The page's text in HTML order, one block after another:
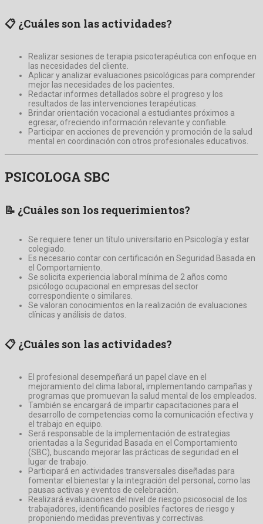
📋 ¿Cuáles son las actividades?
Realizar sesiones de terapia psicoterapéutica con enfoque en
las necesidades del cliente.
Aplicar y analizar evaluaciones psicológicas para comprender
mejor las necesidades de los pacientes.
Redactar informes detallados sobre el progreso y los
resultados de las intervenciones terapéuticas.
Brindar orientación vocacional a estudiantes próximos a
egresar, ofreciendo información relevante y confiable.
Participar en acciones de prevención y promoción de la salud
mental en coordinación con otros profesionales educativos.
PSICOLOGA SBC
📝 ¿Cuáles son los requerimientos?
Se requiere tener un título universitario en Psicología y estar
colegiado.
Es necesario contar con certificación en Seguridad Basada en
el Comportamiento.
Se solicita experiencia laboral mínima de 2 años como
psicólogo ocupacional en empresas del sector
correspondiente o similares.
Se valoran conocimientos en la realización de evaluaciones
clínicas y análisis de datos.
📋 ¿Cuáles son las actividades?
El profesional desempeñará un papel clave en el
mejoramiento del clima laboral, implementando campañas y
programas que promuevan la salud mental de los empleados.
También se encargará de impartir capacitaciones para el
desarrollo de competencias como la comunicación efectiva y
el trabajo en equipo.
Será responsable de la implementación de estrategias
orientadas a la Seguridad Basada en el Comportamiento
(SBC), buscando mejorar las prácticas de seguridad en el
lugar de trabajo.
Participará en actividades transversales diseñadas para
fomentar el bienestar y la integración del personal, como las
pausas activas y eventos de celebración.
Realizará evaluaciones del nivel de riesgo psicosocial de los
trabajadores, identificando posibles factores de riesgo y
proponiendo medidas preventivas y correctivas.